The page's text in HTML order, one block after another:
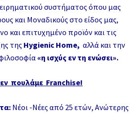
συστήματος όπου μας
και Μοναδικούς στο είδος μας,
και επιτυχημένο προϊόν και τις
της Hygienic Home, αλλά και την
«η ισχύς εν τη ενώσει».
πουλάμε Franchise!
Νέοι -Νέες από 25 ετών, Ανώτερης